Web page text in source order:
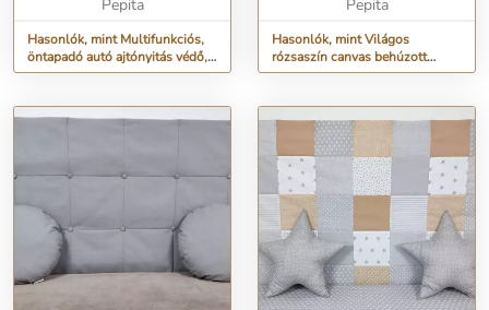
Pepita
Hasonlók, mint Multifunkciós,
öntapadó autó ajtónyitás védő,
ütközés védő csík g...
Pepita
Hasonlók, mint Világos
rózsaszín canvas behúzott
gombos falvédő